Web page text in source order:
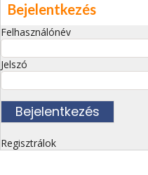
Bejelentkezés
Felhasználónév
Jelszó
Regisztrálok